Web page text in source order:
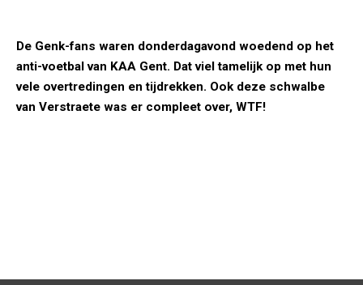
De Genk-fans waren donderdagavond woedend op het
anti-voetbal van KAA Gent. Dat viel tamelijk op met hun
vele overtredingen en tijdrekken. Ook deze schwalbe
van Verstraete was er compleet over, WTF!